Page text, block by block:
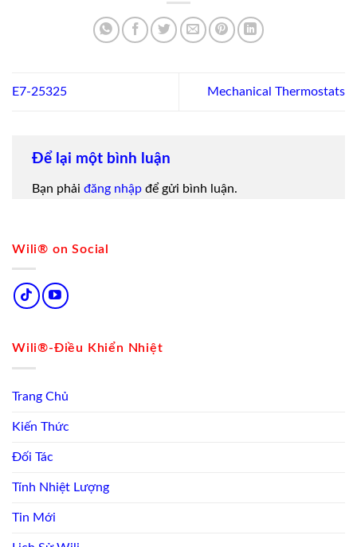
Wili® on Social
Wili®-Điều Khiển Nhiệt
Trang Chủ
Kiến Thức
Đối Tác
Tính Nhiệt Lượng
Tin Mới
E7-25325 Mechanical Thermostats
Để lại một bình luận
Bạn phải đăng nhập để gửi bình luận.